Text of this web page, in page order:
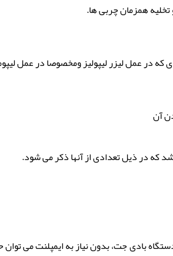
همزمان چربی ها.
در عمل لیزر لیپولیز ومخصوصا در عمل
آن
که در ذیل تعدادی از آنها ذکر می شود.
بادی جت، بدون نیاز به ایمپلنت می